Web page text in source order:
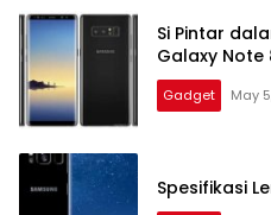
Si Pintar
Galaxy Note
Gadget May
Spesifikasi